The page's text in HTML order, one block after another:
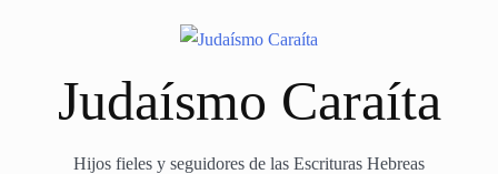
Judaísmo Caraíta
Hijos fieles y seguidores de las Escrituras Hebreas